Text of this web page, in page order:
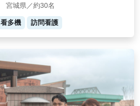
宮城県／約30名
看多機 訪問看護